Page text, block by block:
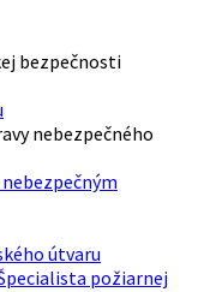
bezpečnosti
nebezpečného
útvaru
požiarnej